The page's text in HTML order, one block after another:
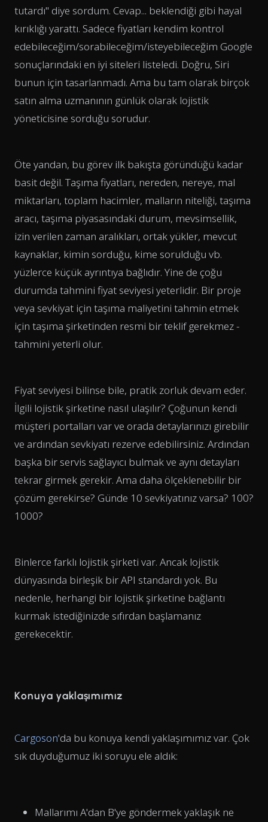
tutardı" diye sordum. Cevap... beklendiği gibi hayal
kırıklığı yarattı. Sadece fiyatları kendim kontrol
edebileceğim/sorabileceğim/isteyebileceğim Google
sonuçlarındaki en iyi siteleri listeledi. Doğru, Siri
bunun için tasarlanmadı. Ama bu tam olarak birçok
satın alma uzmanının günlük olarak lojistik
yöneticisine sorduğu sorudur.
Öte yandan, bu görev ilk bakışta göründüğü kadar
basit değil. Taşıma fiyatları, nereden, nereye, mal
miktarları, toplam hacimler, malların niteliği, taşıma
aracı, taşıma piyasasındaki durum, mevsimsellik,
izin verilen zaman aralıkları, ortak yükler, mevcut
kaynaklar, kimin sorduğu, kime sorulduğu vb.
yüzlerce küçük ayrıntıya bağlıdır. Yine de çoğu
durumda tahmini fiyat seviyesi yeterlidir. Bir proje
veya sevkiyat için taşıma maliyetini tahmin etmek
için taşıma şirketinden resmi bir teklif gerekmez -
tahmini yeterli olur.
Fiyat seviyesi bilinse bile, pratik zorluk devam eder.
İlgili lojistik şirketine nasıl ulaşılır? Çoğunun kendi
müşteri portalları var ve orada detaylarınızı girebilir
ve ardından sevkiyatı rezerve edebilirsiniz. Ardından
başka bir servis sağlayıcı bulmak ve aynı detayları
tekrar girmek gerekir. Ama daha ölçeklenebilir bir
çözüm gerekirse? Günde 10 sevkiyatınız varsa? 100?
1000?
Binlerce farklı lojistik şirketi var. Ancak lojistik
dünyasında birleşik bir API standardı yok. Bu
nedenle, herhangi bir lojistik şirketine bağlantı
kurmak istediğinizde sıfırdan başlamanız
gerekecektir.
Konuya yaklaşımımız
Cargoson'da bu konuya kendi yaklaşımımız var. Çok
sık duyduğumuz iki soruyu ele aldık:
Mallarımı A'dan B'ye göndermek yaklaşık ne